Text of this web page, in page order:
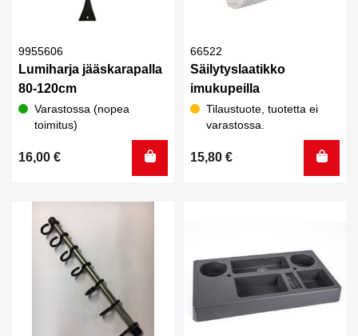
9955606
Lumiharja jääskarapalla
80-120cm
Varastossa (nopea
toimitus)
16,00 €
66522
Säilytyslaatikko
imukupeilla
Tilaustuote, tuotetta ei
varastossa.
15,80 €